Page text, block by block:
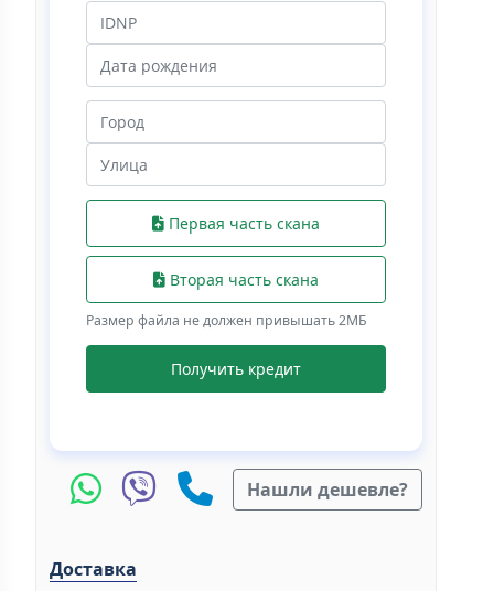
Первая часть скана
Вторая часть скана
Размер файла не должен привышать 2МБ
Получить кредит
Нашли дешевле?
Доставка